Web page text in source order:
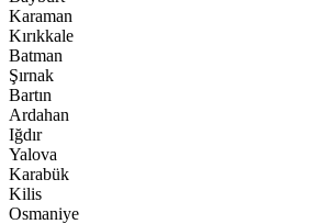
Karaman
Kırıkkale
Batman
Şırnak
Bartın
Ardahan
Iğdır
Yalova
Karabük
Kilis
Osmaniye